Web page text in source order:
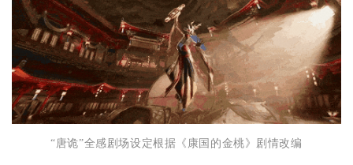
“唐诡”全感剧场设定根据《康国的金桃》剧情改编